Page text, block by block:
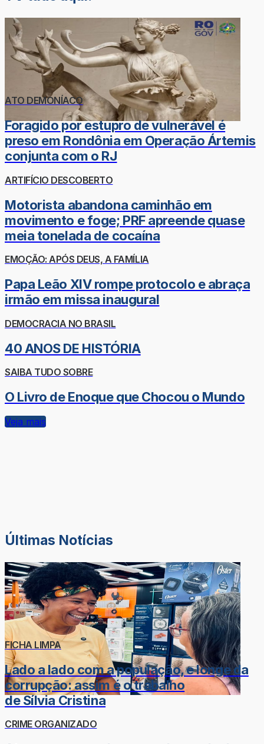
ATO DEMONÍACO
Foragido por estupro de vulnerável é
preso em Rondônia em Operação Ártemis
conjunta com o RJ
ARTIFÍCIO DESCOBERTO
Motorista abandona caminhão em
movimento e foge; PRF apreende quase
meia tonelada de cocaína
EMOÇÃO: APÓS DEUS, A FAMÍLIA
Papa Leão XIV rompe protocolo e abraça
irmão em missa inaugural
DEMOCRACIA NO BRASIL
40 ANOS DE HISTÓRIA
SAIBA TUDO SOBRE
O Livro de Enoque que Chocou o Mundo
Veja mais
Últimas Notícias
FICHA LIMPA
Lado a lado com a população, e longe da
corrupção: assim é o trabalho
de Sílvia Cristina
CRIME ORGANIZADO